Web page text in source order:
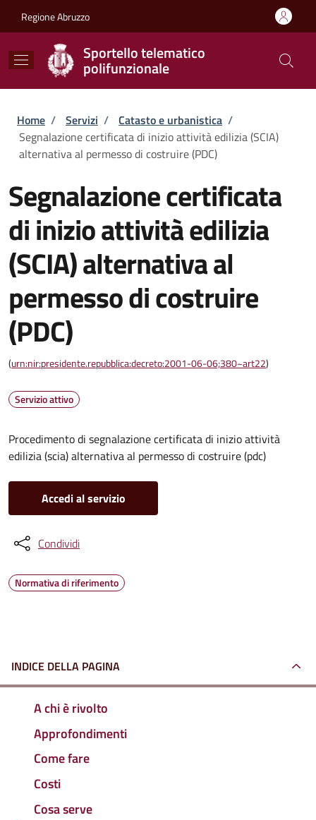
Regione Abruzzo
Sportello telematico
polifunzionale
Briciole di pane
Home / Servizi / Catasto e urbanistica /
Segnalazione certificata di inizio attività edilizia (SCIA)
alternativa al permesso di costruire (PDC)
Segnalazione certificata
di inizio attività edilizia
(SCIA) alternativa al
permesso di costruire
(PDC)
(urn:nir:presidente.repubblica:decreto:2001-06-06;380~art22)
Servizio attivo
Procedimento di segnalazione certificata di inizio attività
edilizia (scia) alternativa al permesso di costruire (pdc)
Accedi al servizio
Condividi
Normativa di riferimento
INDICE DELLA PAGINA
A chi è rivolto
Approfondimenti
Come fare
Costi
Cosa serve